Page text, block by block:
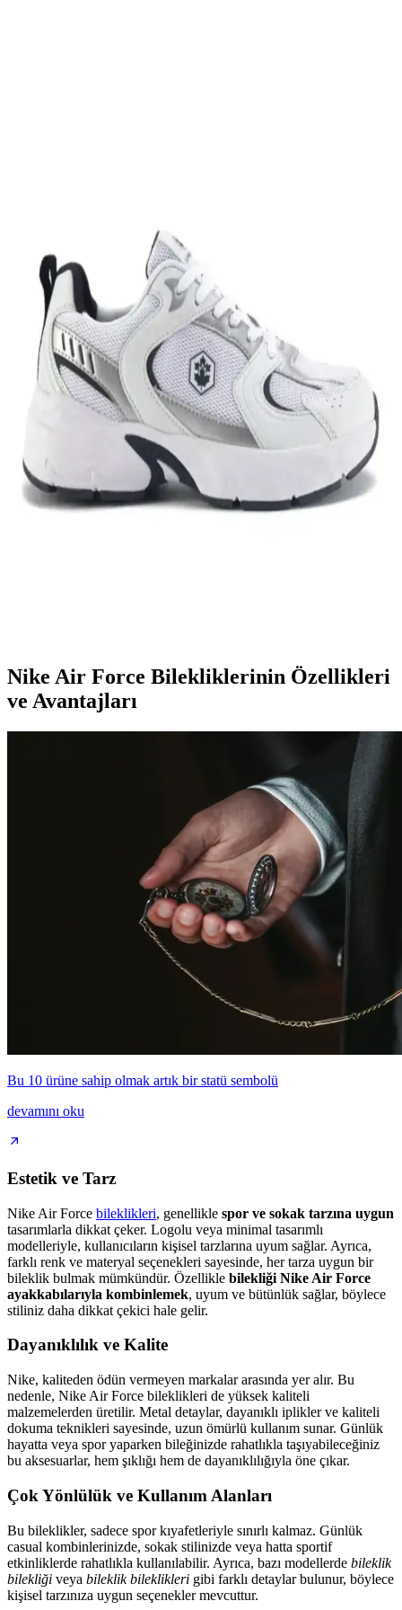
Nike Air Force 1, ikonik tasarımı ve teknolojik özellikleriyle spor ve
günlük yaşamda vazgeçilmez bir tercih. Konfor ve şıklığı bir araya
getirir, farklı tarzlara uyum sağlar.
Nike Team Hustle: Çok Yönlü Spor ve Günlük
Kullanım İçin Modern Ayakkabı Seçenekleri
Nike Team Hustle ayakkabıları, dayanıklılık, şıklık ve konforu bir
arada sunar. Spor ve günlük kullanım için uygun modelleriyle,
hareket özgürlüğü ve tarzı bir arada sağlar.
Genel Markalar Taraklı Siyah Metal Taç ve NEW
HİLL Unisex Metal Taç Karşılaştırması
İki popüler spor tacını detaylı karşılaştırıyoruz: dayanıklılık, tasarım
ve kullanıcı memnuniyetine odaklanın.
Nike Air Force Bilekliklerinin Özellikleri
ve Avantajları
Bu 10 ürüne sahip olmak artık bir statü sembolü
devamını oku
Estetik ve Tarz
Nike Air Force bileklikleri, genellikle spor ve sokak tarzına uygun
tasarımlarla dikkat çeker. Logolu veya minimal tasarımlı
modelleriyle, kullanıcıların kişisel tarzlarına uyum sağlar. Ayrıca,
farklı renk ve materyal seçenekleri sayesinde, her tarza uygun bir
bileklik bulmak mümkündür. Özellikle bilekliği Nike Air Force
ayakkabılarıyla kombinlemek, uyum ve bütünlük sağlar, böylece
stiliniz daha dikkat çekici hale gelir.
Dayanıklılık ve Kalite
Nike, kaliteden ödün vermeyen markalar arasında yer alır. Bu
nedenle, Nike Air Force bileklikleri de yüksek kaliteli
malzemelerden üretilir. Metal detaylar, dayanıklı iplikler ve kaliteli
dokuma teknikleri sayesinde, uzun ömürlü kullanım sunar. Günlük
hayatta veya spor yaparken bileğinizde rahatlıkla taşıyabileceğiniz
bu aksesuarlar, hem şıklığı hem de dayanıklılığıyla öne çıkar.
Çok Yönlülük ve Kullanım Alanları
Bu bileklikler, sadece spor kıyafetleriyle sınırlı kalmaz. Günlük
casual kombinlerinizde, sokak stilinizde veya hatta sportif
etkinliklerde rahatlıkla kullanılabilir. Ayrıca, bazı modellerde bileklik
bilekliği veya bileklik bileklikleri gibi farklı detaylar bulunur, böylece
kişisel tarzınıza uygun seçenekler mevcuttur.